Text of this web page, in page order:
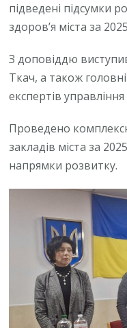
підведені підсумки
здоров’я міста за
З доповіддю
Ткач, а також
експертів
Проведено
закладів міста за
напрямки розвитку.